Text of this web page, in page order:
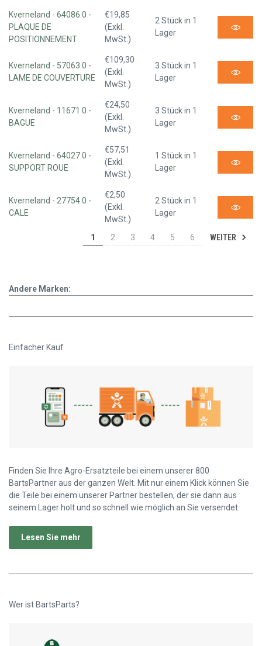
Kverneland - 64086.0 -
PLAQUE DE
POSITIONNEMENT
€19,85
(Exkl.
MwSt.)
2 Stück in 1
Lager
Kverneland - 57063.0 -
LAME DE COUVERTURE
€109,30
(Exkl.
MwSt.)
3 Stück in 1
Lager
Kverneland - 11671.0 -
BAGUE
€24,50
(Exkl.
MwSt.)
3 Stück in 1
Lager
Kverneland - 64027.0 -
SUPPORT ROUE
€57,51
(Exkl.
MwSt.)
1 Stück in 1
Lager
Kverneland - 27754.0 -
CALE
€2,50
(Exkl.
MwSt.)
2 Stück in 1
Lager
1 2 3 4 5 6 WEITER
Andere Marken:
Einfacher Kauf
Finden Sie Ihre Agro-Ersatzteile bei einem unserer 800
BartsPartner aus der ganzen Welt. Mit nur einem Klick können Sie
die Teile bei einem unserer Partner bestellen, der sie dann aus
seinem Lager holt und so schnell wie möglich an Sie versendet.
Lesen Sie mehr
Wer ist BartsParts?